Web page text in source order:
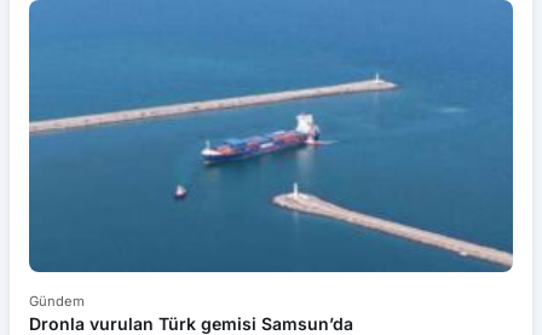
Gündem
Dronla vurulan Türk gemisi Samsun’da